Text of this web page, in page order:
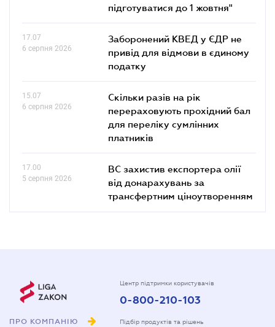
підготуватися до 1 жовтня"
17.07
6 серпня 2026
Заборонений КВЕД у ЄДР не
привід для відмови в єдиному
податку
15.07
6 серпня 2026
Скільки разів на рік
перераховують прохідний бал
для переліку сумлінних
платників
17.00
5 серпня 2026
ВС захистив експортера олії
від донарахувань за
трансфертним ціноутворенням
ПРО КОМПАНІЮ
Центр підтримки користувачів
0-800-210-103
Підбір продуктів та рішень